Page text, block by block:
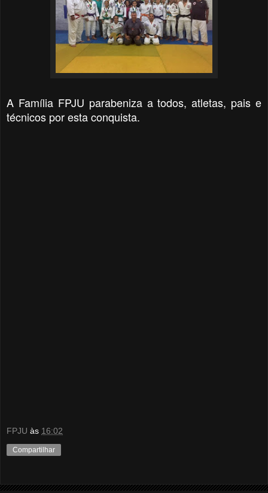
A Família FPJU parabeniza a todos, atletas, pais e
técnicos por esta conquista.
FPJU às 16:02
Compartilhar